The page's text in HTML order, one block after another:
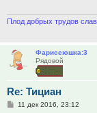
Плод добрых трудов
Фарисеюшка:3
Рядовой
Re: Тициан
Сообщение
11 дек 2016, 23:12